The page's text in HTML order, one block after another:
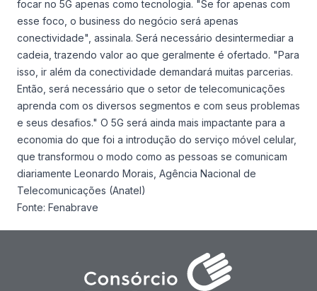
focar no 5G apenas como tecnologia. "Se for apenas com
esse foco, o business do negócio será apenas
conectividade", assinala. Será necessário desintermediar a
cadeia, trazendo valor ao que geralmente é ofertado. "Para
isso, ir além da conectividade demandará muitas parcerias.
Então, será necessário que o setor de telecomunicações
aprenda com os diversos segmentos e com seus problemas
e seus desafios." O 5G será ainda mais impactante para a
economia do que foi a introdução do serviço móvel celular,
que transformou o modo como as pessoas se comunicam
diariamente Leonardo Morais, Agência Nacional de
Telecomunicações (Anatel)
Fonte: Fenabrave